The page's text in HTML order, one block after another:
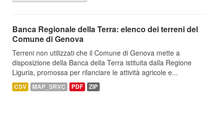
Banca Regionale della Terra: elenco dei terreni del
Comune di Genova
Terreni non utilizzati che il Comune di Genova mette a
disposizione della Banca della Terra istituita dalla Regione
Liguria, promossa per rilanciare le attività agricole e...
CSV MAP_SRVC PDF ZIP